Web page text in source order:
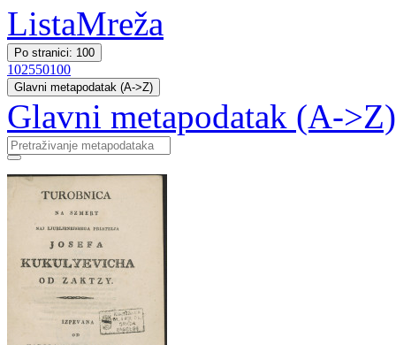
ListaMreža
Po stranici: 100
102550100
Glavni metapodatak (A->Z)
Glavni metapodatak (A->Z)